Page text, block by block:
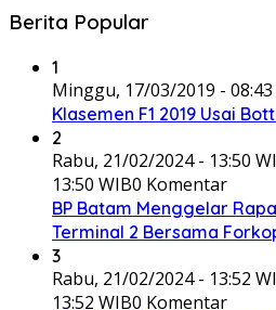
Berita Popular
1
Minggu, 17/03/2019 - 08:43
Klasemen F1 2019 Usai
2
Rabu, 21/02/2024 - 13:50
13:50 WIB0 Komentar
BP Batam Menggelar
Terminal 2 Bersama
3
Rabu, 21/02/2024 - 13:52
13:52 WIB0 Komentar